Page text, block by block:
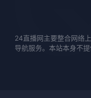
24直播网主要整合网络
导航服务。本站本身不